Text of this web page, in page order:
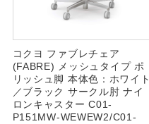
コクヨ ファブレチェア
(FABRE) メッシュタイプ ポ
リッシュ脚 本体色：ホワイト
／ブラック サークル肘 ナイ
ロンキャスター C01-
P151MW-WEWEW2/C01-